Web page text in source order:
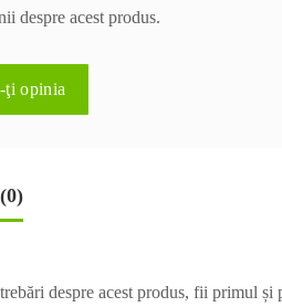
despre acest produs.
ţi opinia
(0)
despre acest produs, fii primul și